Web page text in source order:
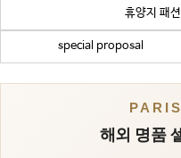
휴양지 패
special proposal
해외 명품